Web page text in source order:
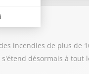
incendies de plus de
désormais à tout